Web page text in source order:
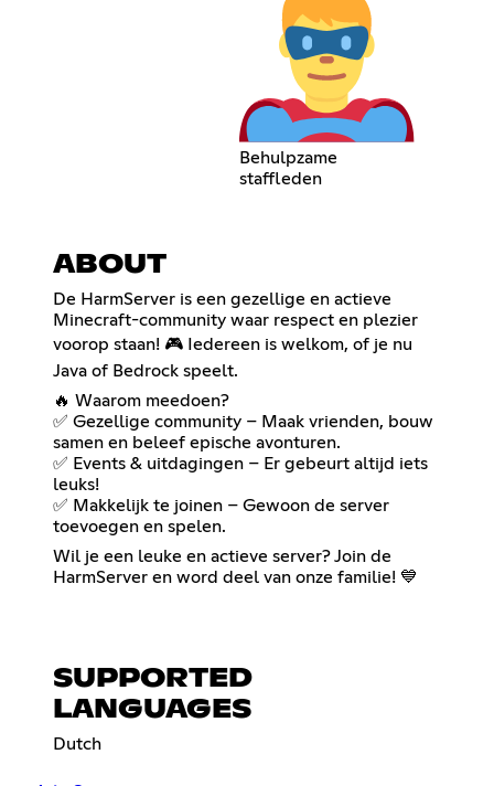
Behulpzame
staffleden
ABOUT
De HarmServer is een gezellige en actieve
Minecraft-community waar respect en plezier
voorop staan! 🎮 Iedereen is welkom, of je nu
Java of Bedrock speelt.
🔥 Waarom meedoen?
✅ Gezellige community – Maak vrienden, bouw
samen en beleef epische avonturen.
✅ Events & uitdagingen – Er gebeurt altijd iets
leuks!
✅ Makkelijk te joinen – Gewoon de server
toevoegen en spelen.
Wil je een leuke en actieve server? Join de
HarmServer en word deel van onze familie! 💙
SUPPORTED
LANGUAGES
Dutch